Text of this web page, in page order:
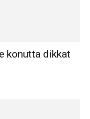
konutta dikkat